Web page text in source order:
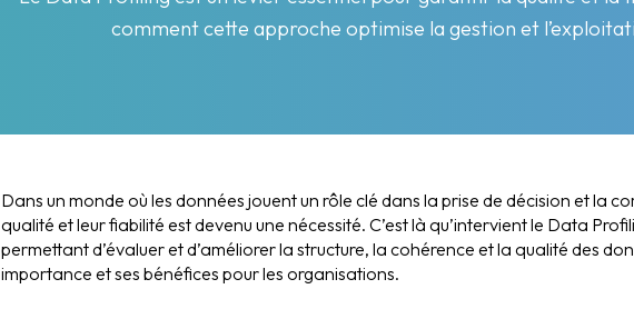
comment cette approche optimise la gestion et
Dans un monde où les données jouent un rôle clé dans la prise de décision et la
qualité et leur fiabilité est devenu une nécessité. C’est là qu’intervient le Data
permettant d’évaluer et d’améliorer la structure, la cohérence et la qualité des
importance et ses bénéfices pour les organisations.